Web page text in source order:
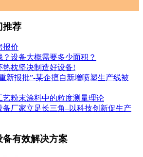
推荐
报价
？设备大概需要多少面积？
热枕坚决制造好设备!
新报批”-某企擅自新增喷塑生产线被
艺粉末涂料中的粒度测量理论
备厂家立足长三角–以科技创新促生产
有效解决方案